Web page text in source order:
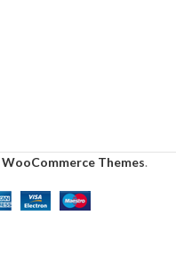
WooCommerce Themes.